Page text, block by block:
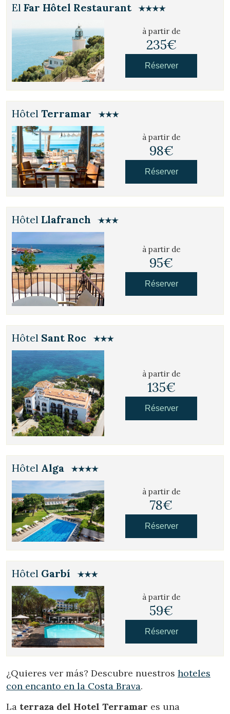
Gérer ma réservation
El Far Hôtel Restaurant
à partir de
235€
Réserver
Hôtel Terramar
à partir de
98€
Réserver
Hôtel Llafranch
à partir de
95€
Réserver
Hôtel Sant Roc
à partir de
135€
Réserver
Hôtel Alga
à partir de
78€
Réserver
Hôtel Garbí
à partir de
59€
Réserver
¿Quieres ver más? Descubre nuestros hoteles
con encanto en la Costa Brava.
La terraza del Hotel Terramar es una